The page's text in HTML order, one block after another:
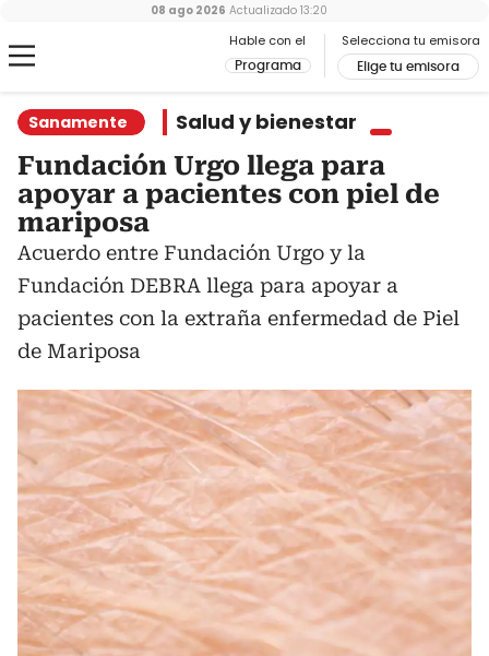
Hable con el
Programa
Selecciona tu emisora
Elige tu emisora
08 ago 2026 Actualizado 13:20
Sanamente Salud y bienestar
Fundación Urgo llega para
apoyar a pacientes con piel de
mariposa
Acuerdo entre Fundación Urgo y la
Fundación DEBRA llega para apoyar a
pacientes con la extraña enfermedad de Piel
de Mariposa